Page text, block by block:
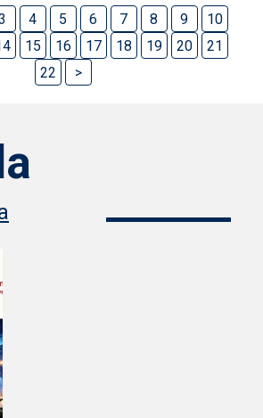
4 5 6 7 8 9
10
15 16 17 18 19 20
21
22
>